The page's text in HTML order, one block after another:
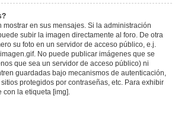
en sus mensajes. Si la administración
subir la imagen directamente al foro. De otra
su foto en un servidor de acceso público, e.j.
No puede publicar imágenes que se
que sea un servidor de acceso público) ni
guardadas bajo mecanismos de autenticación,
protegidos por contraseñas, etc. Para exhibir
con la etiqueta [img].